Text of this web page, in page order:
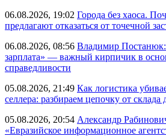
06.08.2026, 19:02 Города без хаоса.
предлагают отказаться от точечной
06.08.2026, 08:56 Владимир
зарплата» — важный кирпичик в
справедливости
05.08.2026, 21:49 Как логистика
селлера: разбираем цепочку от склада
05.08.2026, 20:54 Александр
«Евразийское информационное